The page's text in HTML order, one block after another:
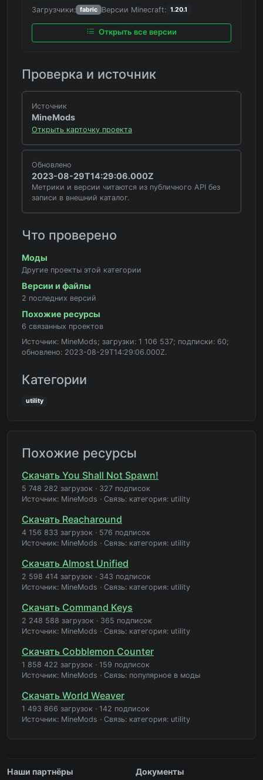
Загрузчики: fabric Версии Minecraft: 1.20.1
Открыть все версии
Проверка и источник
Источник
MineMods
Открыть карточку проекта
Обновлено
2023-08-29T14:29:06.000Z
Метрики и версии читаются из публичного API без
записи в внешний каталог.
Что проверено
Моды
Другие проекты этой категории
Версии и файлы
2 последних версий
Похожие ресурсы
6 связанных проектов
Источник: MineMods; загрузки: 1 106 537; подписки: 60;
обновлено: 2023-08-29T14:29:06.000Z.
Категории
utility
Похожие ресурсы
Скачать You Shall Not Spawn!
5 748 282 загрузок · 327 подписок
Источник: MineMods · Связь: категория: utility
Скачать Reacharound
4 156 833 загрузок · 576 подписок
Источник: MineMods · Связь: категория: utility
Скачать Almost Unified
2 598 414 загрузок · 343 подписок
Источник: MineMods · Связь: категория: utility
Скачать Command Keys
2 248 588 загрузок · 365 подписок
Источник: MineMods · Связь: категория: utility
Скачать Cobblemon Counter
1 858 422 загрузок · 159 подписок
Источник: MineMods · Связь: популярное в моды
Скачать World Weaver
1 493 866 загрузок · 142 подписок
Источник: MineMods · Связь: категория: utility
Наши партнёры Документы